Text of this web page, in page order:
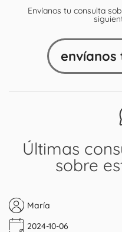
Últimas
sobre
María
2024-10-06
Envíanos tu consulta
envíanos